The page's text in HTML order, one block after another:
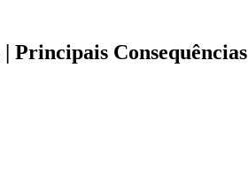
Principais Consequências